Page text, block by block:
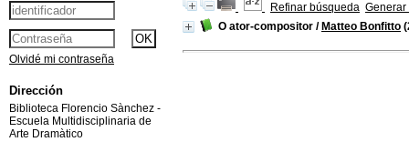
Refinar búsqueda Generar
O ator-compositor / Matteo Bonfitto
Olvidé mi contraseña
Dirección
Biblioteca Florencio Sànchez -
Escuela Multidisciplinaria de
Arte Dramàtico